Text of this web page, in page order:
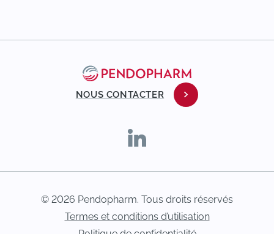
NOUS CONTACTER
© 2026 Pendopharm. Tous droits réservés
Termes et conditions d’utilisation